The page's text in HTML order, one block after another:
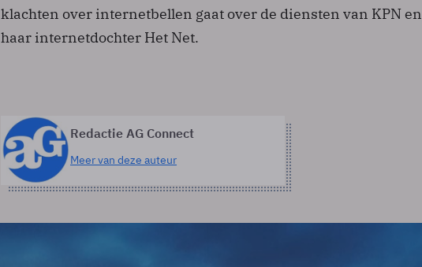
klachten over internetbellen gaat over de diensten van KPN en
haar internetdochter Het Net.
Redactie AG Connect
Meer van deze auteur